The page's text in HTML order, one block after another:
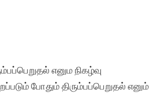
எனும நிகழ்வு
போதும் திரும்பப்பெறுதல் எனும்